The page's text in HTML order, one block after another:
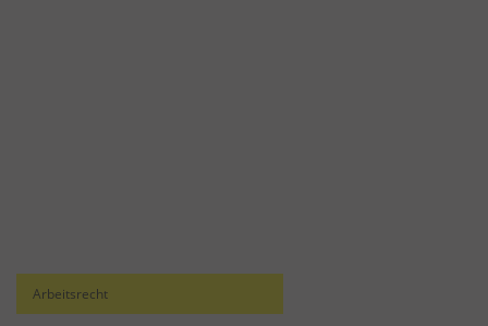
Arbeitsrecht